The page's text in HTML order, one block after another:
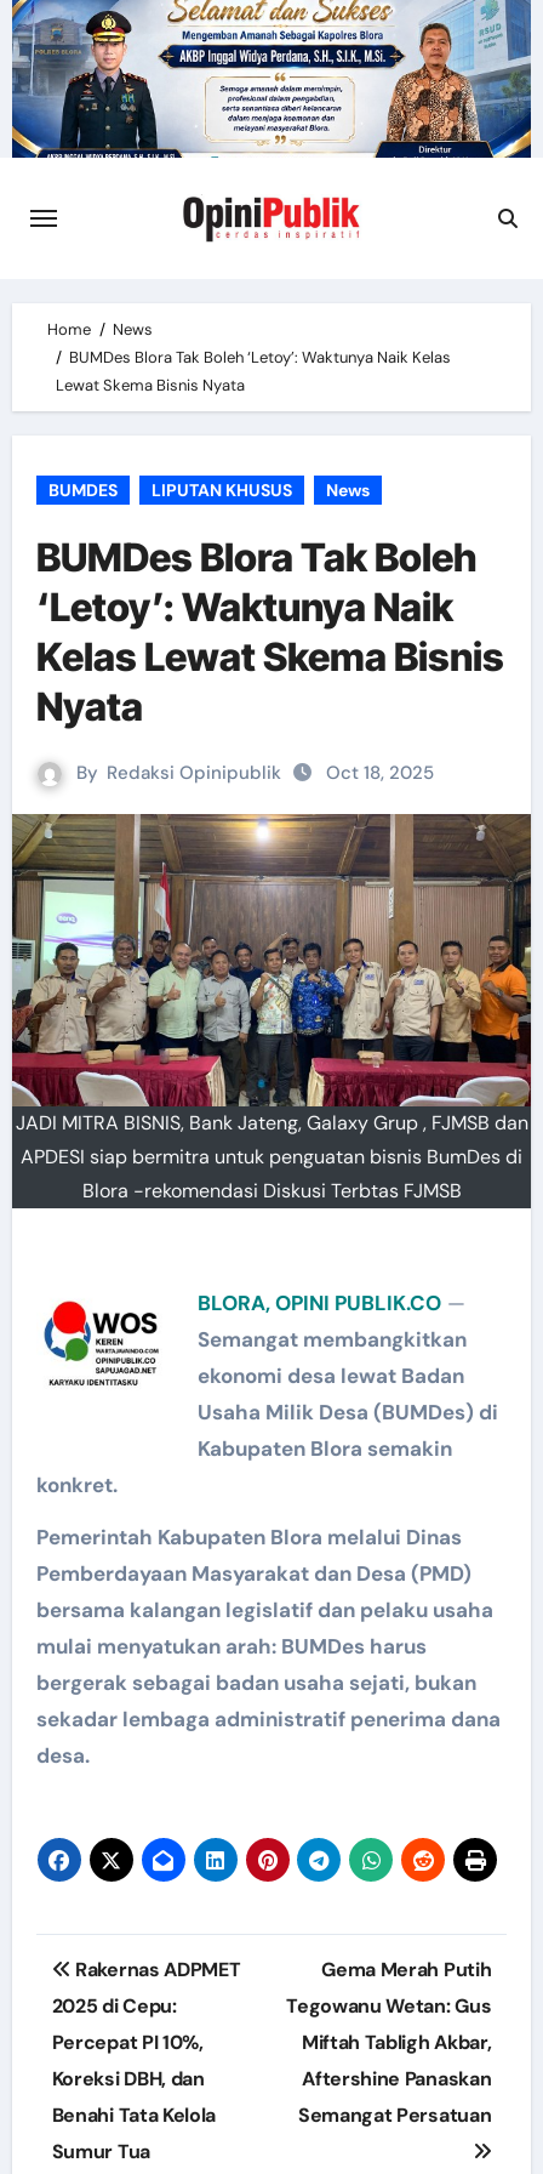
Skip
to
content
Home
News
BUMDes Blora Tak Boleh ‘Letoy’: Waktunya Naik Kelas
Lewat Skema Bisnis Nyata
BUMDES LIPUTAN KHUSUS News
BUMDes Blora Tak Boleh
‘Letoy’: Waktunya Naik
Kelas Lewat Skema Bisnis
Nyata
By Redaksi Opinipublik Oct 18, 2025
JADI MITRA BISNIS, Bank Jateng, Galaxy Grup , FJMSB dan
APDESI siap bermitra untuk penguatan bisnis BumDes di
Blora -rekomendasi Diskusi Terbtas FJMSB
BLORA, OPINI PUBLIK.CO —
Semangat membangkitkan
ekonomi desa lewat Badan
Usaha Milik Desa (BUMDes) di
Kabupaten Blora semakin
konkret.
Pemerintah Kabupaten Blora melalui Dinas
Pemberdayaan Masyarakat dan Desa (PMD)
bersama kalangan legislatif dan pelaku usaha
mulai menyatukan arah: BUMDes harus
bergerak sebagai badan usaha sejati, bukan
sekadar lembaga administratif penerima dana
desa.
Post
navigation
Rakernas ADPMET
2025 di Cepu:
Percepat PI 10%,
Koreksi DBH, dan
Benahi Tata Kelola
Sumur Tua
Gema Merah Putih
Tegowanu Wetan: Gus
Miftah Tabligh Akbar,
Aftershine Panaskan
Semangat Persatuan